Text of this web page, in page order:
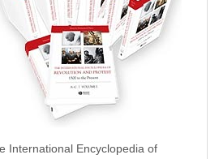
International Encyclopedia of